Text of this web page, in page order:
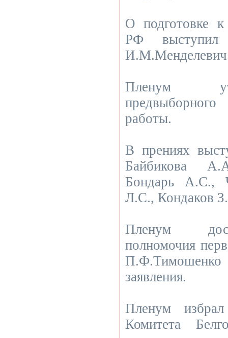
О подготовке
РФ выступил
Пленум
работы.
В прениях
Байбикова
Бондарь А.С.,
Л.С., Кондаков
Пленум
полномочия
заявления.
Пленум
Комитета